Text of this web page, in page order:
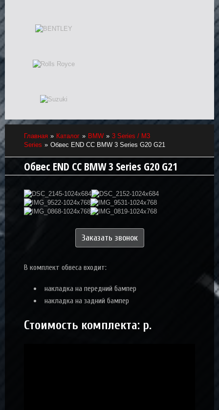
Главная Каталог BMW
3 Series / M3
Series
Обвес END CC BMW 3 Series G20 G21
Обвес END CC BMW 3 Series G20 G21
Заказать звонок
В комплект обвеса входит:
накладка на передний бампер
накладка на задний бампер
Стоимость комплекта: р.